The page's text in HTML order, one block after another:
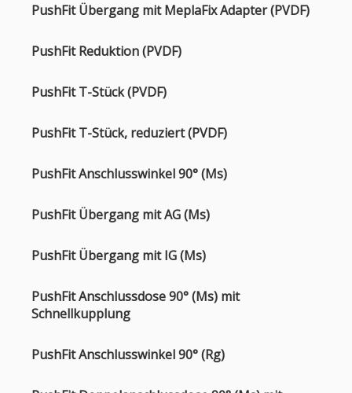
PushFit Übergang mit MeplaFix Adapter (PVDF)
PushFit Reduktion (PVDF)
PushFit T-Stück (PVDF)
PushFit T-Stück, reduziert (PVDF)
PushFit Anschlusswinkel 90° (Ms)
PushFit Übergang mit AG (Ms)
PushFit Übergang mit IG (Ms)
PushFit Anschlussdose 90° (Ms) mit
Schnellkupplung
PushFit Anschlusswinkel 90° (Rg)